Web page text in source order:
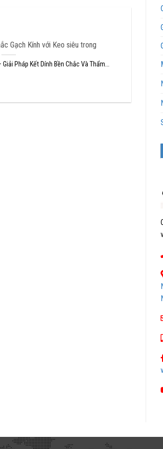
Gạch Kính với Keo siêu trong
Pháp Kết Dính Bền Chắc Và Thẩm...